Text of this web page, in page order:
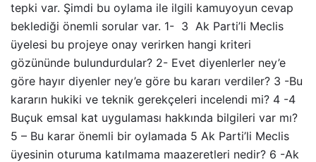
tepki var. Şimdi bu oylama ile ilgili kamuyoyun cevap
beklediği önemli sorular var. 1- 3 Ak Parti’li Meclis
üyelesi bu projeye onay verirken hangi kriteri
gözününde bulundurdular? 2- Evet diyenlerler ney’e
göre hayır diyenler ney’e göre bu kararı verdiler? 3 -Bu
kararın hukiki ve teknik gerekçeleri incelendi mi? 4 -4
Buçuk emsal kat uygulaması hakkında bilgileri var mı?
5 – Bu karar önemli bir oylamada 5 Ak Parti’li Meclis
üyesinin oturuma katılmama maazeretleri nedir? 6 -Ak